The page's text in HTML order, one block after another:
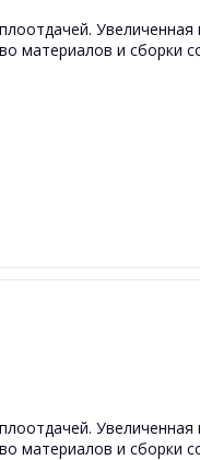
материалов и сборки
материалов и сборки